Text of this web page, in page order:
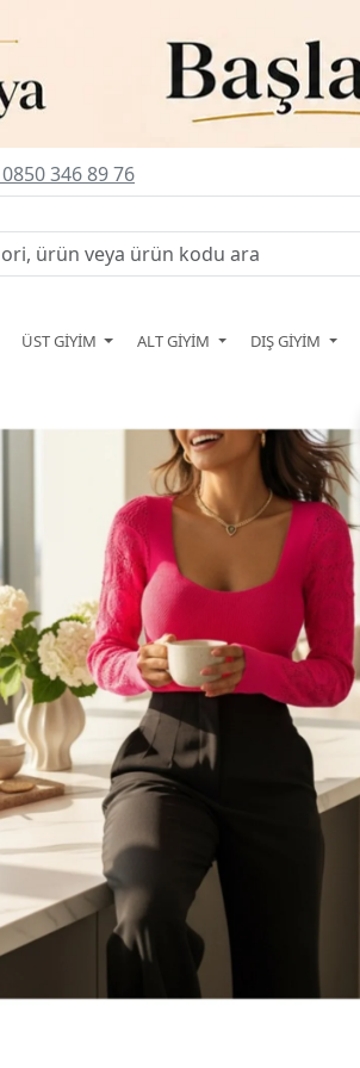
0850 346 89 76
ÜST GİYİM ALT GİYİM DIŞ GİYİM